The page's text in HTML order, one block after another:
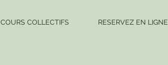
COURS COLLECTIFS RESERVEZ EN LIGNE